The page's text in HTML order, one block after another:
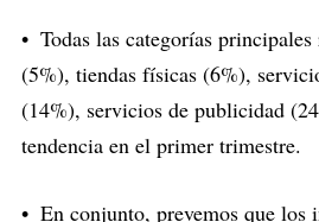
Todas las categorías
(5%), tiendas físicas (6%),
(14%), servicios de publicidad
tendencia en el primer trimestre.
En conjunto, prevemos que los